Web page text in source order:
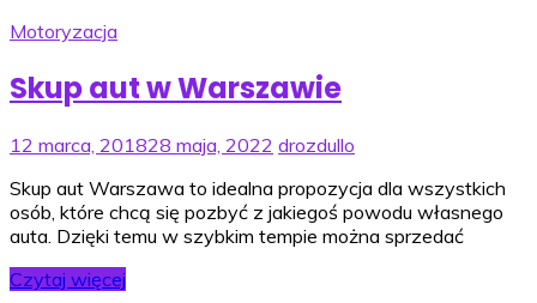
Motoryzacja
Skup aut w Warszawie
12 marca, 201828 maja, 2022 drozdullo
Skup aut Warszawa to idealna propozycja dla wszystkich
osób, które chcą się pozbyć z jakiegoś powodu własnego
auta. Dzięki temu w szybkim tempie można sprzedać
Czytaj więcej